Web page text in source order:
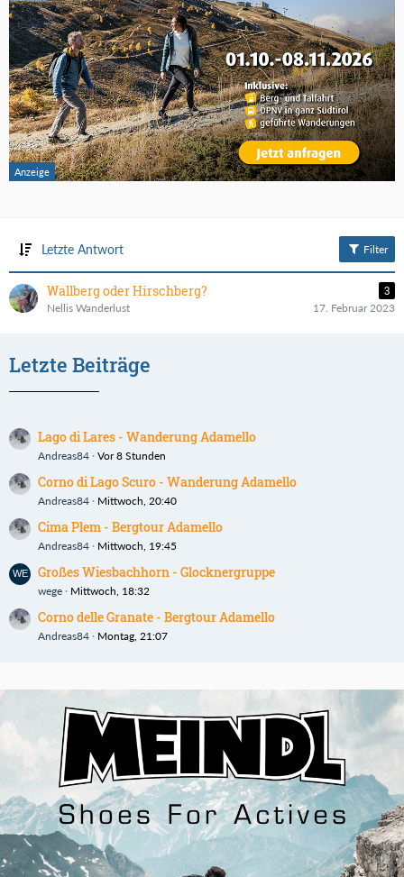
Letzte Antwort Filter
Wallberg oder Hirschberg? 3
Nellis Wanderlust 17. Februar 2023
Letzte Beiträge
Lago di Lares - Wanderung Adamello
Andreas84 Vor 8 Stunden
Corno di Lago Scuro - Wanderung Adamello
Andreas84 Mittwoch, 20:40
Cima Plem - Bergtour Adamello
Andreas84 Mittwoch, 19:45
Großes Wiesbachhorn - Glocknergruppe
wege Mittwoch, 18:32
Corno delle Granate - Bergtour Adamello
Andreas84 Montag, 21:07